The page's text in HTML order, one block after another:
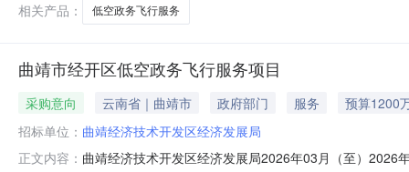
相关产品：
低空政务飞行服务
曲靖市经开区低空政务飞行服务项目
采购意向 云南省｜曲靖市 政府部门 服务
预算1200
招标单位： 曲靖经济技术开发区经济发展局
正文内容： 曲靖经济技术开发区经济发展局2026年03月（至）2026